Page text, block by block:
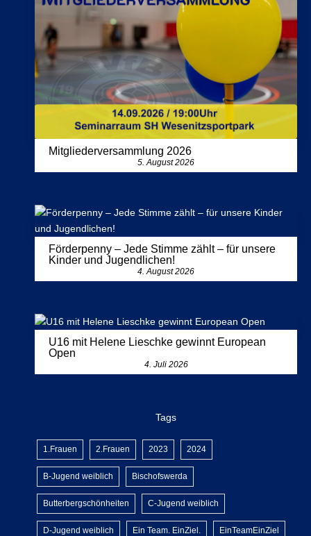
Mitgliederversammlung 2026
5. August 2026
Förderpenny – Jede Stimme zählt – für unsere
Kinder und Jugendlichen!
4. August 2026
U16 mit Helene Lieschke gewinnt European
Open
4. Juli 2026
Tags
1.Frauen 2.Frauen 2023 2024
B-Jugend weiblich Bischofswerda
Butterbergschönheiten C-Jugend weiblich
D-Jugend weiblich Ein Team. EinZiel. EinTeamEinZiel